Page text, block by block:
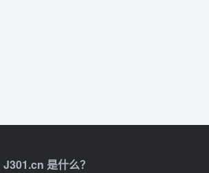
J301.cn 是什么？